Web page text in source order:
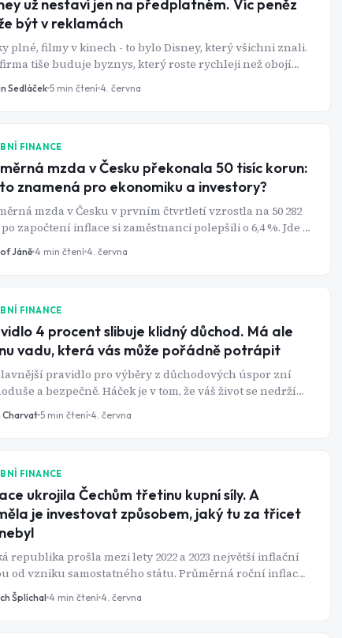
už nestaví jen na předplatném. Víc peněz
být v reklamách
plné, filmy v kinech - to bylo Disney, který všichni znali.
tiše buduje byznys, který roste rychleji než obojí
Sedláček 5 min čtení 4. června
FINANCE
mzda v Česku překonala 50 tisíc korun:
znamená pro ekonomiku a investory?
mzda v Česku v prvním čtvrtletí vzrostla na 50 282
po započtení inflace si zaměstnanci polepšili o 6,4 %. Jde o
z nejsilnějších růstů kupní síly za poslední roky. Vyšší
domácností mohou podpořit spotřebu, firemní tržby i
Jáně4 min čtení 4. června
FINANCE
4 procent slibuje klidný důchod. Má ale
vadu, která vás může pořádně potrápit
pravidlo pro výběry z důchodových úspor zní
a bezpečně. Háček je v tom, že váš život se nedrží
tabulky. A trh už vůbec ne.
Charvat 5 min čtení 4. června
FINANCE
ukrojila Čechům třetinu kupní síly. A
je investovat způsobem, jaký tu za třicet
republika prošla mezi lety 2022 a 2023 největší inflační
od vzniku samostatného státu. Průměrná roční inflace
v roce 2022 hodnoty 15,1 % a kumulativně za dvě léta
ceny o více než 27 %. Jenže inflace neudělala jen to, co
Šplíchal 4 min čtení 4. června